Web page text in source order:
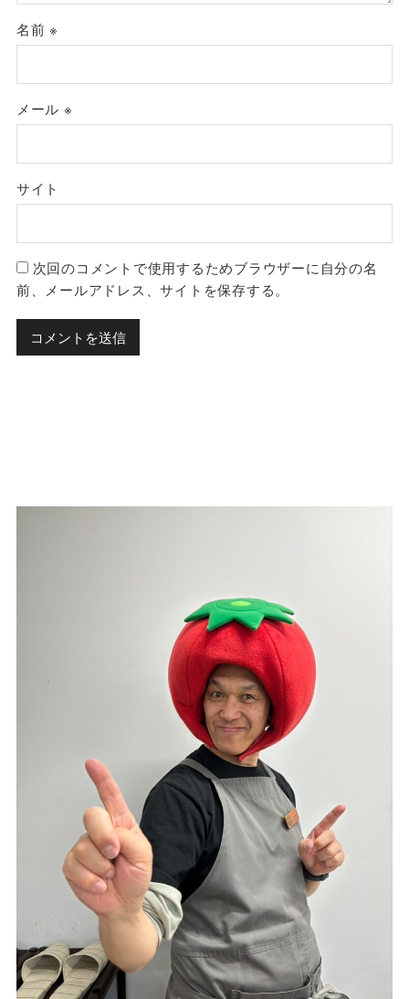
名前※
メール ※
サイト
次回のコメントで使用するためブラウザーに自分の名
前、メールアドレス、サイトを保存する。